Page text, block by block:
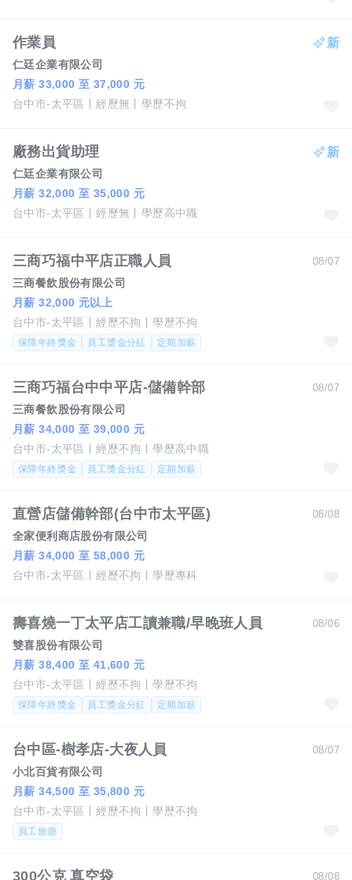
作業員
仁廷企業有限公司
月薪 33,000 至 37,000 元
台中市-太平區
經歷無 學歷不拘
廠務出貨助理
仁廷企業有限公司
月薪 32,000 至 35,000 元
台中市-太平區
經歷無 學歷高中職
08/07
三商巧福中平店正職人員
三商餐飲股份有限公司
月薪 32,000 元以上
台中市-太平區
經歷不拘 學歷不拘
保障年終獎金 員工獎金分紅 定期加薪
08/07
三商巧福台中中平店-儲備幹部
三商餐飲股份有限公司
月薪 34,000 至 39,000 元
台中市-太平區
經歷不拘 學歷高中職
保障年終獎金 員工獎金分紅 定期加薪
08/08
直營店儲備幹部(台中市太平區)
全家便利商店股份有限公司
月薪 34,000 至 58,000 元
台中市-太平區
經歷不拘 學歷專科
08/06
壽喜燒一丁太平店工讀兼職/早晚班人員
雙喜股份有限公司
月薪 38,400 至 41,600 元
台中市-太平區
經歷不拘 學歷不拘
保障年終獎金 員工獎金分紅 定期加薪
08/07
台中區-樹孝店-大夜人員
小北百貨有限公司
月薪 34,500 至 35,800 元
台中市-太平區
經歷不拘 學歷不拘
員工旅遊
08/08
300公克 真空袋